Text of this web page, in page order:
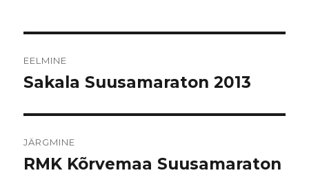
EELMINE
Eelmine
Sakala Suusamaraton 2013
JÄRGMINE
Järgmine
RMK Kõrvemaa Suusamaraton